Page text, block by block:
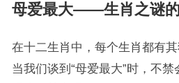
母爱最大——生肖之谜
在十二生肖中，每个生肖都有
当我们谈到“母爱最大”时，不